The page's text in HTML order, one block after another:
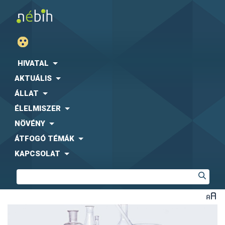
HIVATAL
AKTUÁLIS
ÁLLAT
ÉLELMISZER
NÖVÉNY
ÁTFOGÓ TÉMÁK
KAPCSOLAT